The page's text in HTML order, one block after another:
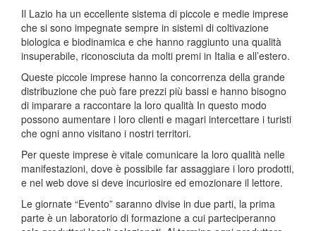
Il Lazio ha un eccellente sistema di piccole e medie imprese
che si sono impegnate sempre in sistemi di coltivazione
biologica e biodinamica e che hanno raggiunto una qualità
insuperabile, riconosciuta da molti premi in Italia e all’estero.
Queste piccole imprese hanno la concorrenza della grande
distribuzione che può fare prezzi più bassi e hanno bisogno
di imparare a raccontare la loro qualità In questo modo
possono aumentare i loro clienti e magari intercettare i turisti
che ogni anno visitano i nostri territori.
Per queste imprese è vitale comunicare la loro qualità nelle
manifestazioni, dove è possibile far assaggiare i loro prodotti,
e nel web dove si deve incuriosire ed emozionare il lettore.
Le giornate “Evento” saranno divise in due parti, la prima
parte è un laboratorio di formazione a cui parteciperanno